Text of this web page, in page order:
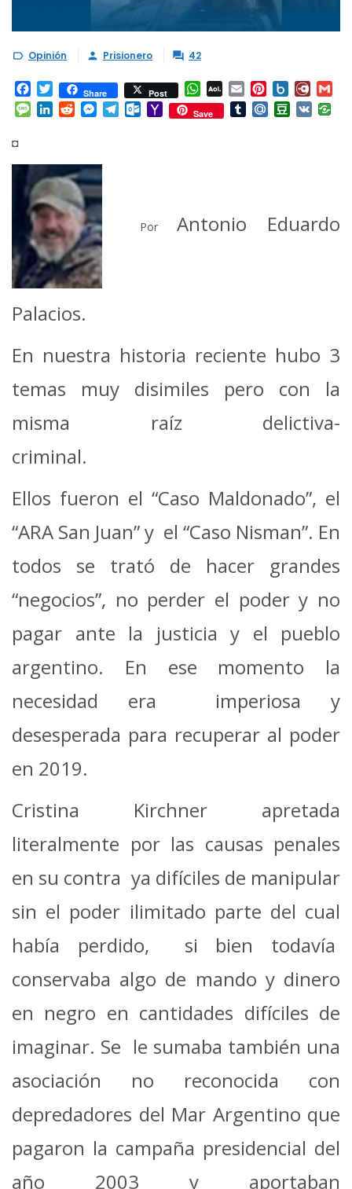
 Opinión  Prisionero  42
Facebook
TwitterShare Post WhatsApp
AOL
Mail
Email Pinterest
Box.net
Message
LinkedInRedditMessenger
TelegramOutlook.com
YahooSave TumblrMail.RuDouban
VK
◘
Por Antonio Eduardo
Palacios.
En nuestra historia reciente hubo 3
temas muy disimiles pero con la
misma raíz delictiva-
Ellos fueron el “Caso Maldonado”, el
“ARA San Juan” y el “Caso Nisman”. En
todos se trató de hacer grandes
“negocios”, no perder el poder y no
pagar ante la justicia y el pueblo
argentino. En ese momento la
necesidad era imperiosa y
desesperada para recuperar al poder
en 2019.
Cristina Kirchner apretada
literalmente por las causas penales
en su contra ya difíciles de manipular
sin el poder ilimitado parte del cual
había perdido, si bien todavía
conservaba algo de mando y dinero
en negro en cantidades difíciles de
imaginar. Se le sumaba también una
asociación no reconocida con
depredadores del Mar Argentino que
pagaron la campaña presidencial del
año 2003 y aportaban